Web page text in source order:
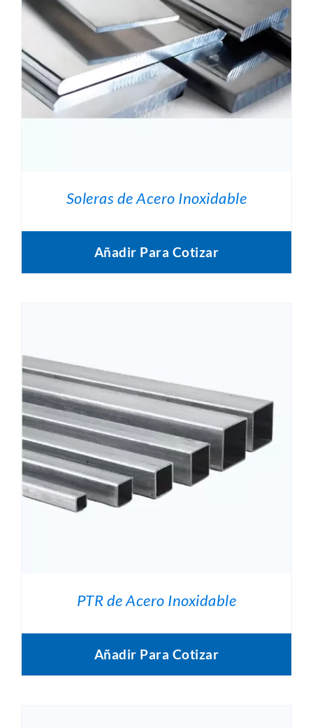
Soleras de Acero Inoxidable
Añadir Para Cotizar
PTR de Acero Inoxidable
Añadir Para Cotizar